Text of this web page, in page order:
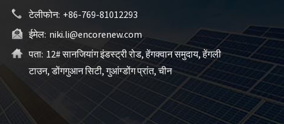
टेलीफोन: +86-769-81012293
ईमेल: niki.li@encorenew.com
पता: 12# सानजियांग इंडस्ट्री रोड, हेंगक्वान समुदाय, हेंगली
टाउन, डोंगगुआन सिटी, गुआंग्डोंग प्रांत, चीन